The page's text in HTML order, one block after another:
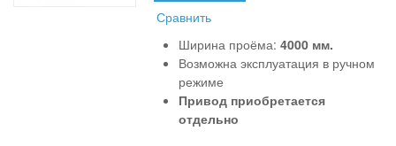
Сравнить
Ширина проёма:4000 мм.
Возможна эксплуатация в ручном
режиме
Привод приобретается
отдельно